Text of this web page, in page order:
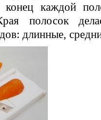
конец каждой
полосок
длинные,